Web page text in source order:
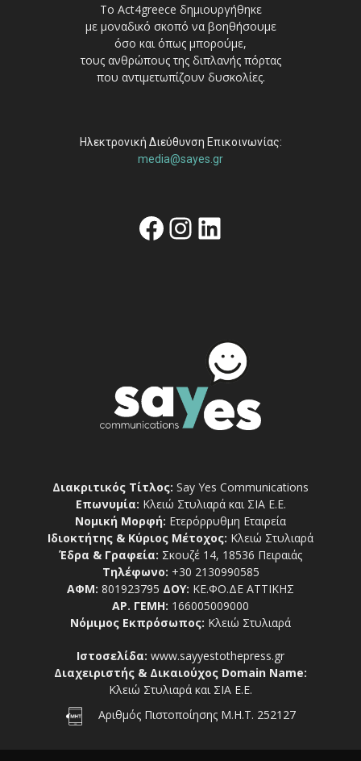
Το Act4greece δημιουργήθηκε
με μοναδικό σκοπό να βοηθήσουμε
όσο και όπως μπορούμε,
τους ανθρώπους της διπλανής πόρτας
που αντιμετωπίζουν δυσκολίες.
Ηλεκτρονική Διεύθυνση Επικοινωνίας:
media@sayes.gr
Facebook
Instagram
Linkedin
Διακριτικός Τίτλος: Say Yes Communications
Επωνυμία: Κλειώ Στυλιαρά και ΣΙΑ Ε.Ε.
Νομική Μορφή: Ετερόρρυθμη Εταιρεία
Ιδιοκτήτης & Κύριος Μέτοχος: Κλειώ Στυλιαρά
Έδρα & Γραφεία: Σκουζέ 14, 18536 Πειραιάς
Τηλέφωνο: +30 2130990585
ΑΦΜ: 801923795 ΔΟΥ: ΚΕ.ΦΟ.ΔΕ ΑΤΤΙΚΗΣ
ΑΡ. ΓΕΜΗ: 166005009000
Νόμιμος Εκπρόσωπος: Κλειώ Στυλιαρά
Ιστοσελίδα: www.sayyestothepress.gr
Διαχειριστής & Δικαιούχος Domain Name:
Κλειώ Στυλιαρά και ΣΙΑ Ε.Ε.
Αριθμός Πιστοποίησης Μ.Η.Τ. 252127